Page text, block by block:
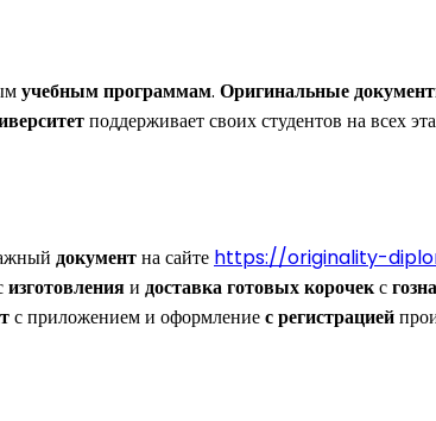
учебным программам. Оригинальные
поддерживает своих студентов на всех
документна сайте https://originality-
изготовленияи доставкаготовыхкорочекс
с приложением и оформлениес регистрацией